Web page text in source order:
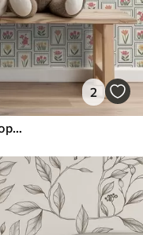
2
Урамљене цветне илустрације са бордурама